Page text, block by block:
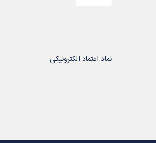
نماد اعتماد الکترونیکی